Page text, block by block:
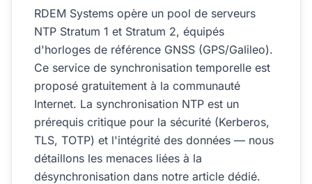
RDEM Systems opère un pool de serveurs
NTP Stratum 1 et Stratum 2, équipés
d'horloges de référence GNSS (GPS/Galileo).
Ce service de synchronisation temporelle est
proposé gratuitement à la communauté
Internet. La synchronisation NTP est un
prérequis critique pour la sécurité (Kerberos,
TLS, TOTP) et l'intégrité des données — nous
détaillons les menaces liées à la
désynchronisation dans notre article dédié.